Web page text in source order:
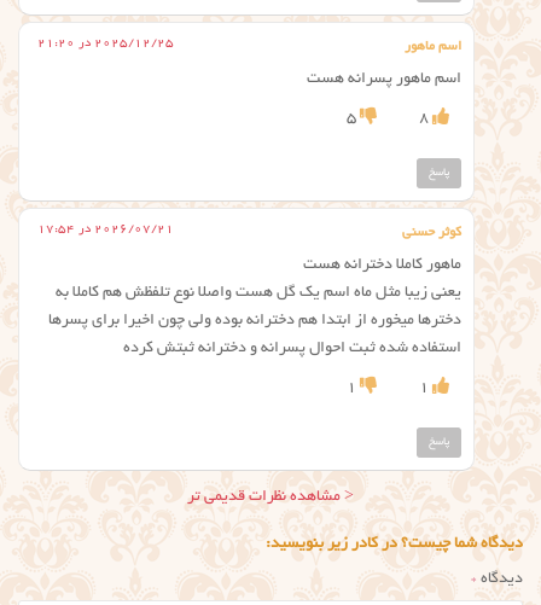
اسم ماهور 2025/12/25 در 21:20
اسم ماهور پسرانه هست
8
5
پاسخ
کوثر حسنی 2026/07/21 در 17:54
ماهور کاملا دخترانه هست
یعنی زیبا مثل ماه اسم یک گل هست واصلا نوع تلفظش هم کاملا به
دخترها میخوره از ابتدا هم دخترانه بوده ولی چون اخیرا برای پسرها
استفاده شده ثبت احوال پسرانه و دخترانه ثبتش کرده
1
1
پاسخ
ناوبری
نظر
< مشاهده نظرات قدیمی تر
دیدگاه شما چیست؟ در کادر زیر بنویسید:
دیدگاه *